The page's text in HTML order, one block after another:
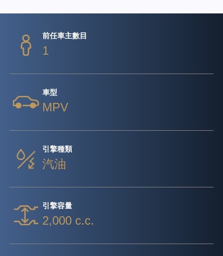
前任車主數目
1
車型
MPV
引擎種類
汽油
引擎容量
2,000 c.c.